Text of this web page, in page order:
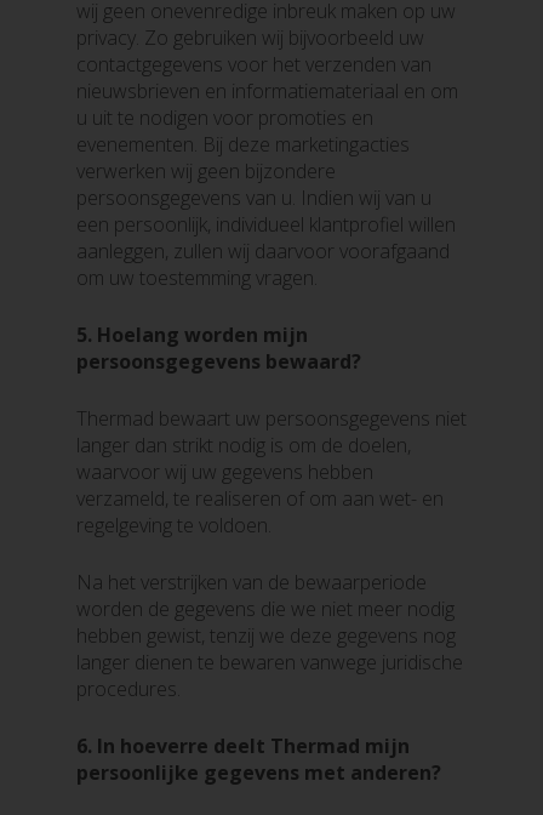
wij geen onevenredige inbreuk maken op uw
privacy. Zo gebruiken wij bijvoorbeeld uw
contactgegevens voor het verzenden van
nieuwsbrieven en informatiemateriaal en om
u uit te nodigen voor promoties en
evenementen. Bij deze marketingacties
verwerken wij geen bijzondere
persoonsgegevens van u. Indien wij van u
een persoonlijk, individueel klantprofiel willen
aanleggen, zullen wij daarvoor voorafgaand
om uw toestemming vragen.
5. Hoelang worden mijn
persoonsgegevens bewaard?
Thermad bewaart uw persoonsgegevens niet
langer dan strikt nodig is om de doelen,
waarvoor wij uw gegevens hebben
verzameld, te realiseren of om aan wet- en
regelgeving te voldoen.
Na het verstrijken van de bewaarperiode
worden de gegevens die we niet meer nodig
hebben gewist, tenzij we deze gegevens nog
langer dienen te bewaren vanwege juridische
procedures.
6. In hoeverre deelt Thermad mijn
persoonlijke gegevens met anderen?